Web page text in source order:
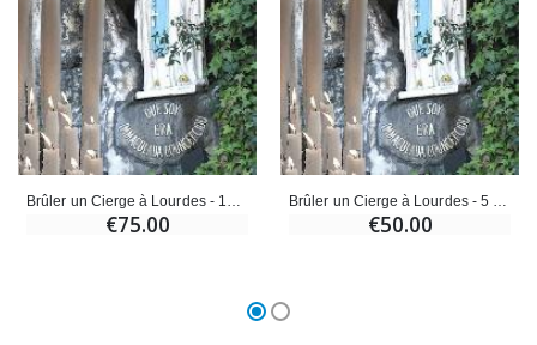
€75.00 €50.00